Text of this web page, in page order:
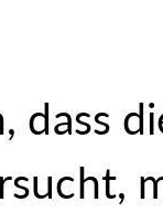
dass